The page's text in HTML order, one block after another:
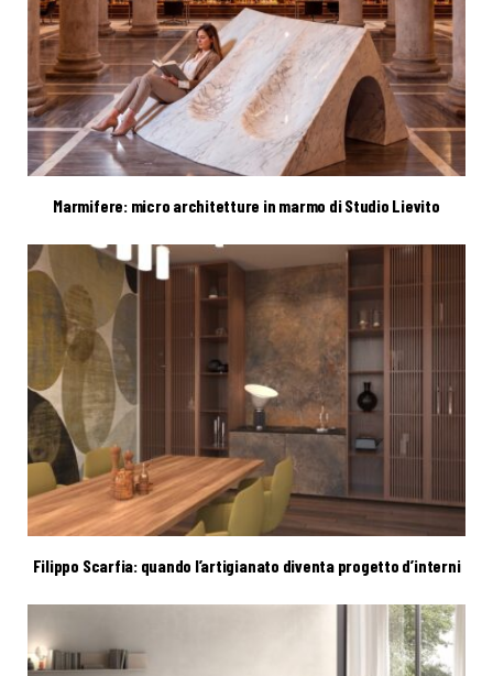
Marmifere: micro architetture in marmo di Studio Lievito
Filippo Scarfia: quando l’artigianato diventa progetto d’interni